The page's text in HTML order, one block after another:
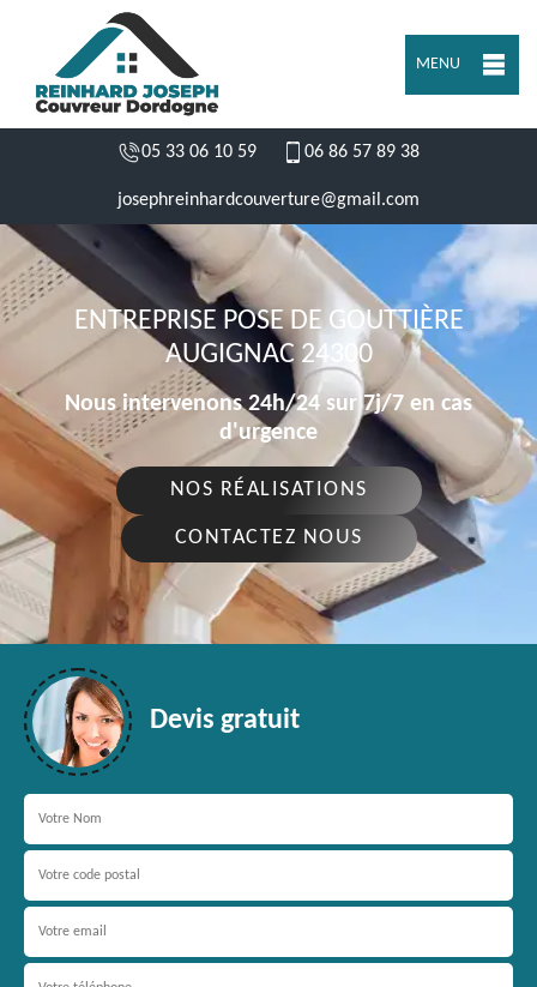
MENU
05 33 06 10 59 06 86 57 89 38
josephreinhardcouverture@gmail.com
ENTREPRISE POSE DE GOUTTIÈRE
AUGIGNAC 24300
Nous intervenons 24h/24 sur 7j/7 en cas
d'urgence
NOS RÉALISATIONS
CONTACTEZ NOUS
Devis gratuit